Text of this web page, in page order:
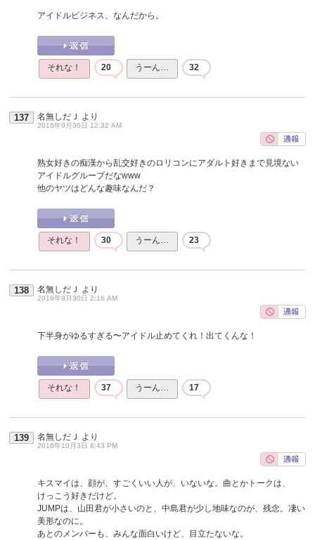
アイドルビジネス、なんだから。
それな！ 20 うーん… 32
137 名無しだＪ より
2016年9月30日 12:32 AM
熟女好きの痴漢から乱交好きのロリコンにアダルト好きまで見境ない
アイドルグループだなwww
他のヤツはどんな趣味なんだ？
それな！ 30 うーん… 23
138 名無しだＪ より
2016年9月30日 2:16 AM
下半身がゆるすぎる〜アイドル止めてくれ！出てくんな！
それな！ 37 うーん… 17
139 名無しだＪ より
2016年10月3日 6:43 PM
キスマイは、顔が、すごくいい人が、いないな。曲とかトークは、
けっこう好きだけど。
JUMPは、山田君が小さいのと、中島君が少し地味なのが、残念。凄い
美形なのに。
あとのメンバーも、みんな面白いけど、目立たないな。